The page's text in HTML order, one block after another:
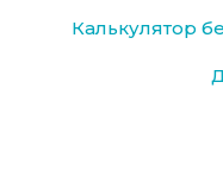
Калькулятор